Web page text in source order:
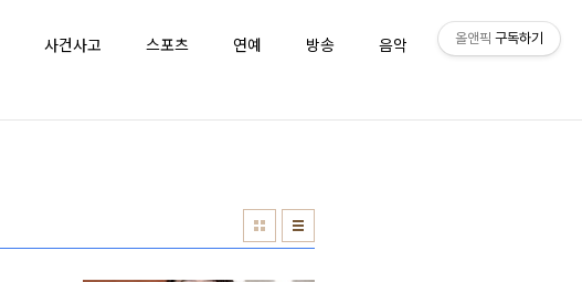
사건사고 스포츠 연예 방송 음악 퀴즈
올앤픽 구독하기